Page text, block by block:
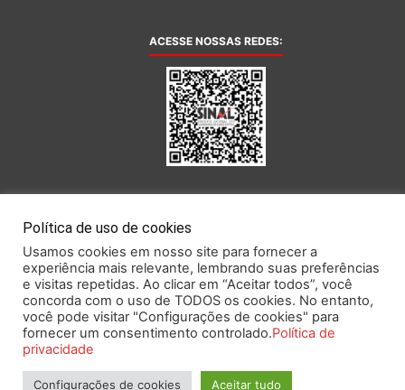
ACESSE NOSSAS REDES:
Este portal obedece às prescrições da Lei Geral de Proteção de Dados.
Política de uso de cookies
Usamos cookies em nosso site para fornecer a
experiência mais relevante, lembrando suas preferências
e visitas repetidas. Ao clicar em “Aceitar todos”, você
concorda com o uso de TODOS os cookies. No entanto,
você pode visitar "Configurações de cookies" para
fornecer um consentimento controlado.Política de
privacidade
Configurações de cookies Aceitar tudo